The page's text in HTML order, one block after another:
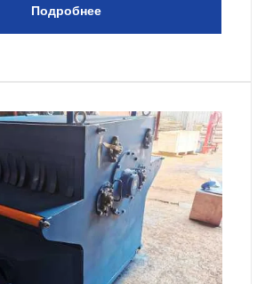
Подробнее